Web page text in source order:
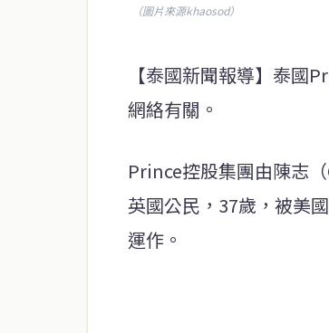
（圖片來源khaosod）
【泰國新聞報導】泰國
網絡有關。
Prince控股集團由陳志
英國公民，37歲，被美
運作。